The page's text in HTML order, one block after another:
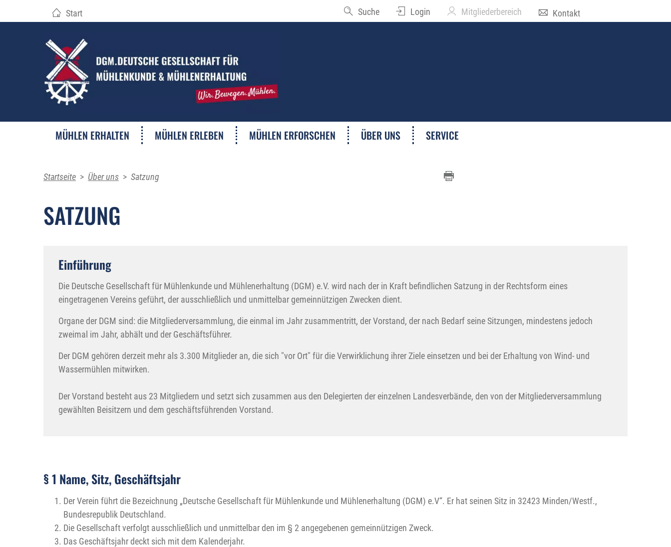
Start Suche Login Mitgliederbereich Kontakt
MÜHLEN ERHALTEN MÜHLEN ERLEBEN MÜHLEN ERFORSCHEN ÜBER UNS SERVICE
Startseite > Über uns > Satzung
SATZUNG
Einführung
Die Deutsche Gesellschaft für Mühlenkunde und Mühlenerhaltung (DGM) e.V. wird nach der in Kraft befindlichen Satzung in der Rechtsform eines
eingetragenen Vereins geführt, der ausschließlich und unmittelbar gemeinnützigen Zwecken dient.
Organe der DGM sind: die Mitgliederversammlung, die einmal im Jahr zusammentritt, der Vorstand, der nach Bedarf seine Sitzungen, mindestens jedoch
zweimal im Jahr, abhält und der Geschäftsführer.
Der DGM gehören derzeit mehr als 3.300 Mitglieder an, die sich "vor Ort" für die Verwirklichung ihrer Ziele einsetzen und bei der Erhaltung von Wind- und
Wassermühlen mitwirken.
Der Vorstand besteht aus 23 Mitgliedern und setzt sich zusammen aus den Delegierten der einzelnen Landesverbände, den von der Mitgliederversammlung
gewählten Beisitzern und dem geschäftsführenden Vorstand.
§ 1 Name, Sitz, Geschäftsjahr
Der Verein führt die Bezeichnung „Deutsche Gesellschaft für Mühlenkunde und Mühlenerhaltung (DGM) e.V“. Er hat seinen Sitz in 32423 Minden/Westf.,
Bundesrepublik Deutschland.
Die Gesellschaft verfolgt ausschließlich und unmittelbar den im § 2 angegebenen gemeinnützigen Zweck.
Das Geschäftsjahr deckt sich mit dem Kalenderjahr.